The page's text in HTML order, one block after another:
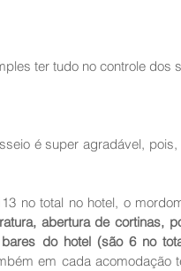
ter tudo no controle dos
é super agradável,
no total no hotel, o
abertura de cortinas,
do hotel (são 6 no
em cada acomodação